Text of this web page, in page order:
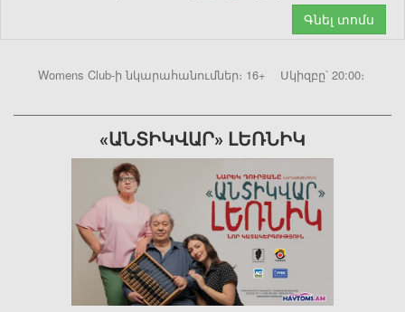
Գնել տոմս
Womens Club-ի նկարահանումներ։ 16+ Սկիզբը՝ 20:00։
«ԱՆՏԻԿՎԱՐ» ԼԵՌՆԻԿ